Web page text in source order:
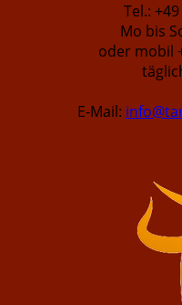
Tel.:
Mo bis
oder mobil
E-Mail: